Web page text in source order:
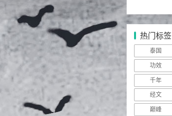
热门标签
泰国
功效
千年
经文
巅峰